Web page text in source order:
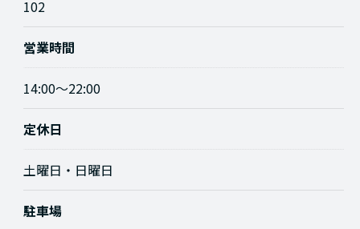
102
営業時間
14:00～22:00
定休日
土曜日・日曜日
駐車場
お問い合わせはこちら